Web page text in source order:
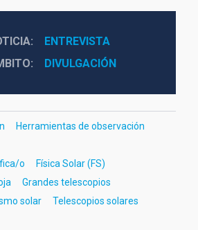
ENTREVISTA
DIVULGACIÓN
Herramientas de observación
o
Física Solar (FS)
Grandes telescopios
solar
Telescopios solares